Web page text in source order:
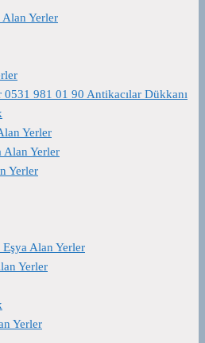
Yerler
981 01 90 Antikacılar Dükkanı
Yerler
Alan Yerler
Yerler
Alan Yerler
Yerler
Yerler